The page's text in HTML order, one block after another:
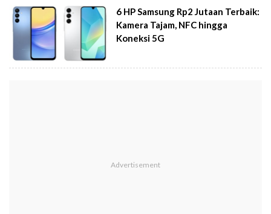
6 HP Samsung Rp2 Jutaan Terbaik:
Kamera Tajam, NFC hingga
Koneksi 5G